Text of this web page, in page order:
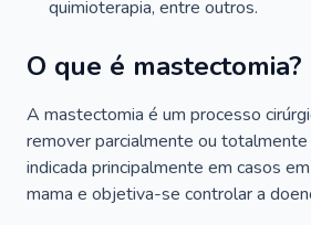
quimioterapia, entre outros.
O que é mastectomia?
A mastectomia é um processo
remover parcialmente ou totalmente
indicada principalmente em casos
mama e objetiva-se controlar a